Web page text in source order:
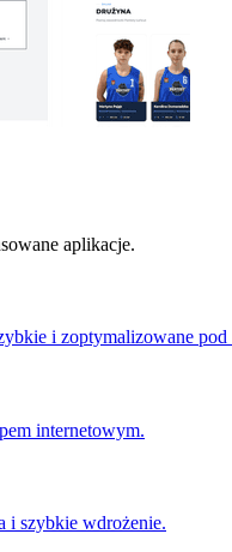
aplikacje.
i zoptymalizowane pod
internetowym.
i szybkie wdrożenie.